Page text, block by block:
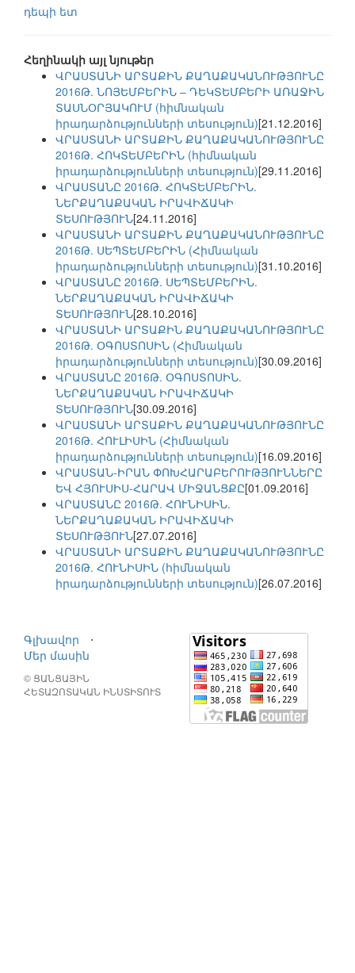
դեպի ետ
Հեղինակի այլ նյութեր
ՎՐԱՍՏԱՆԻ ԱՐՏԱՔԻՆ ՔԱՂԱՔԱԿԱՆՈՒԹՅՈՒՆԸ
2016Թ. ՆՈՅԵՄԲԵՐԻՆ – ԴԵԿՏԵՄԲԵՐԻ ԱՌԱՋԻՆ
ՏԱՍՆՕՐՅԱԿՈՒՄ (հիմնական
իրադարձությունների տեսություն)[21.12.2016]
ՎՐԱՍՏԱՆԻ ԱՐՏԱՔԻՆ ՔԱՂԱՔԱԿԱՆՈՒԹՅՈՒՆԸ
2016Թ. ՀՈԿՏԵՄԲԵՐԻՆ (հիմնական
իրադարձությունների տեսություն)[29.11.2016]
ՎՐԱՍՏԱՆԸ 2016Թ. ՀՈԿՏԵՄԲԵՐԻՆ.
ՆԵՐՔԱՂԱՔԱԿԱՆ ԻՐԱՎԻՃԱԿԻ
ՏԵՍՈՒԹՅՈՒՆ[24.11.2016]
ՎՐԱՍՏԱՆԻ ԱՐՏԱՔԻՆ ՔԱՂԱՔԱԿԱՆՈՒԹՅՈՒՆԸ
2016Թ. ՍԵՊՏԵՄԲԵՐԻՆ (Հիմնական
իրադարձությունների տեսություն)[31.10.2016]
ՎՐԱՍՏԱՆԸ 2016Թ. ՍԵՊՏԵՄԲԵՐԻՆ.
ՆԵՐՔԱՂԱՔԱԿԱՆ ԻՐԱՎԻՃԱԿԻ
ՏԵՍՈՒԹՅՈՒՆ[28.10.2016]
ՎՐԱՍՏԱՆԻ ԱՐՏԱՔԻՆ ՔԱՂԱՔԱԿԱՆՈՒԹՅՈՒՆԸ
2016Թ. ՕԳՈՍՏՈՍԻՆ (Հիմնական
իրադարձությունների տեսություն)[30.09.2016]
ՎՐԱՍՏԱՆԸ 2016Թ. ՕԳՈՍՏՈՍԻՆ.
ՆԵՐՔԱՂԱՔԱԿԱՆ ԻՐԱՎԻՃԱԿԻ
ՏԵՍՈՒԹՅՈՒՆ[30.09.2016]
ՎՐԱՍՏԱՆԻ ԱՐՏԱՔԻՆ ՔԱՂԱՔԱԿԱՆՈՒԹՅՈՒՆԸ
2016Թ. ՀՈՒԼԻՍԻՆ (Հիմնական
իրադարձությունների տեսություն)[16.09.2016]
ՎՐԱՍՏԱՆ-ԻՐԱՆ ՓՈԽՀԱՐԱԲԵՐՈՒԹՅՈՒՆՆԵՐԸ
ԵՎ ՀՅՈՒՍԻՍ-ՀԱՐԱՎ ՄԻՋԱՆՑՔԸ[01.09.2016]
ՎՐԱՍՏԱՆԸ 2016Թ. ՀՈՒՆԻՍԻՆ.
ՆԵՐՔԱՂԱՔԱԿԱՆ ԻՐԱՎԻՃԱԿԻ
ՏԵՍՈՒԹՅՈՒՆ[27.07.2016]
ՎՐԱՍՏԱՆԻ ԱՐՏԱՔԻՆ ՔԱՂԱՔԱԿԱՆՈՒԹՅՈՒՆԸ
2016Թ. ՀՈՒՆԻՍԻՆ (հիմնական
իրադարձությունների տեսություն)[26.07.2016]
Գլխավոր
⋅
Մեր մասին
© ՑԱՆՑԱՅԻՆ
ՀԵՏԱԶՈՏԱԿԱՆ ԻՆՍՏԻՏՈՒՏ